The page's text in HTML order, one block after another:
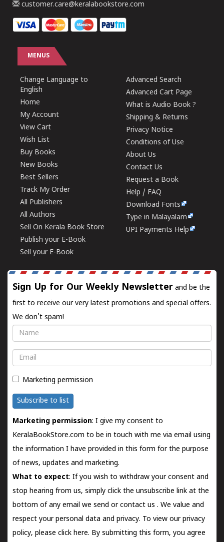
customer.care@keralabookstore.com
MENUS
Change Language to
English
Home
My Account
View Cart
Wish List
Buy Books
New Books
Best Sellers
Track My Order
All Publishers
All Authors
Sell On Kerala Book Store
Publish your E-Book
Sell your E-Book
Advanced Search
Advanced Cart Page
What is Audio Book ?
Shipping & Returns
Privacy Notice
Conditions of Use
About Us
Contact Us
Request a Book
Help / FAQ
Download Fonts
Type in Malayalam
UPI Payments Help
Sign Up for Our Weekly Newsletter and be the
first to receive our very latest promotions and special offers.
We don't spam!
Name
Email
Marketing permission
Subscribe to list
Marketing permission: I give my consent to
KeralaBookStore.com to be in touch with me via email using
the information I have provided in this form for the purpose
of news, updates and marketing.
What to expect: If you wish to withdraw your consent and
stop hearing from us, simply click the unsubscribe link at the
bottom of any email we send orcontact us . We value and
respect your personal data and privacy. To view our privacy
policy, please click here. By submitting this form, you agree